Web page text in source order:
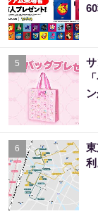
5
6